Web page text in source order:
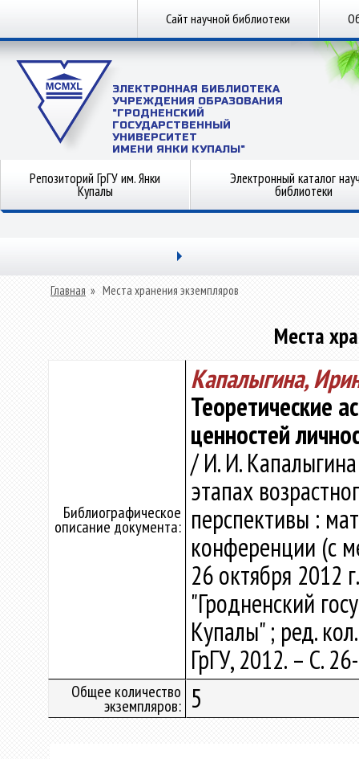
Сайт научной библиотеки
ЭЛЕКТРОННАЯ БИБЛИОТЕКА
УЧРЕЖДЕНИЯ ОБРАЗОВАНИЯ
"ГРОДНЕНСКИЙ
ГОСУДАРСТВЕННЫЙ
УНИВЕРСИТЕТ
ИМЕНИ ЯНКИ КУПАЛЫ"
Репозиторий ГрГУ им. Янки
Купалы
Электронный каталог
библиотеки
Главная » Места хранения экземпляров
Места
Библиографическое
описание документа:
Капалыгина,
Теоретические
ценностей
/ И. И.
этапах
перспективы :
конференции (с
26 октября 2012
"Гродненский
Купалы" ; ред.
ГрГУ, 2012. – С.
Общее количество
экземпляров: 5